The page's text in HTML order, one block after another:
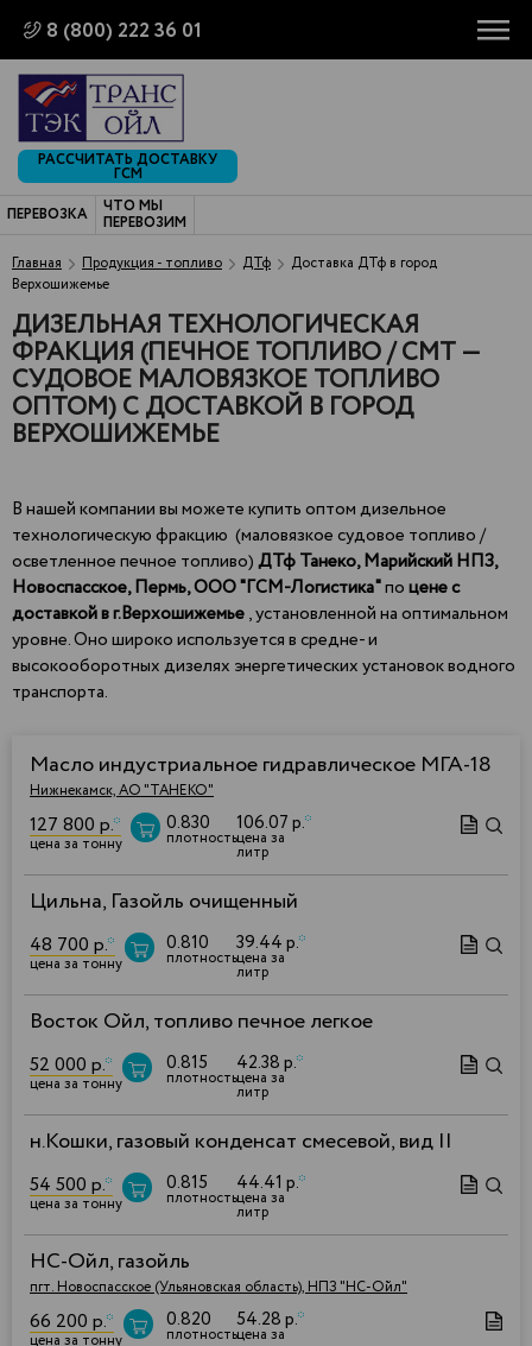
8 (800) 222 36 01
РАССЧИТАТЬ ДОСТАВКУ
ГСМ
ПЕРЕВОЗКА
ЧТО МЫ
ПЕРЕВОЗИМ
Главная
Продукция - топливо ДТф
Доставка ДТф в город
Верхошижемье
ДИЗЕЛЬНАЯ ТЕХНОЛОГИЧЕСКАЯ
ФРАКЦИЯ (ПЕЧНОЕ ТОПЛИВО / СМТ —
СУДОВОЕ МАЛОВЯЗКОЕ ТОПЛИВО
ОПТОМ) С ДОСТАВКОЙ В ГОРОД
ВЕРХОШИЖЕМЬЕ
В нашей компании вы можете купить оптом дизельное
технологическую фракцию (маловязкое судовое топливо /
осветленное печное топливо)ДТф Танеко,Марийский НПЗ,
Новоспасское, Пермь, ООО "ГСМ-Логистика"поцене с
доставкой в г.Верхошижемье, установленной на оптимальном
уровне. Оно широко используется в средне- и
высокооборотных дизелях энергетических установок водного
транспорта.
Масло индустриальное гидравлическое МГА-18
Нижнекамск, АО "ТАНЕКО"
127 800 р.*
цена за тонну
0.830
плотность
106.07 р.*
цена за
литр
Цильна, Газойль очищенный
48 700 р.*
цена за тонну
0.810
плотность
39.44 р.*
цена за
литр
Восток Ойл, топливо печное легкое
52 000 р.*
цена за тонну
0.815
плотность
42.38 р.*
цена за
литр
н.Кошки, газовый конденсат смесевой, вид II
54 500 р.*
цена за тонну
0.815
плотность
44.41 р.*
цена за
литр
НС-Ойл, газойль
пгт. Новоспасское (Ульяновская область), НПЗ "НС-Ойл"
66 200 р.*
цена за тонну
0.820
плотность
54.28 р.*
цена за